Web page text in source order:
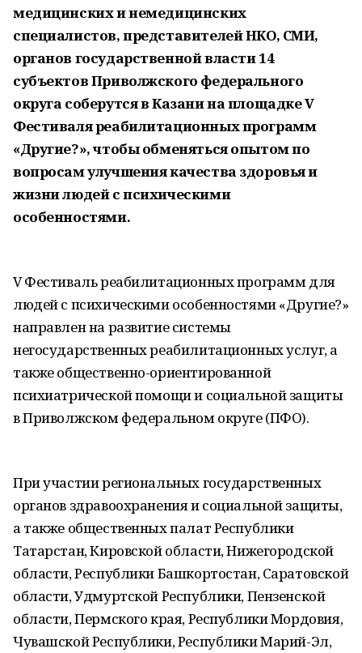
медицинских и немедицинских
специалистов, представителей НКО, СМИ,
органов государственной власти 14
субъектов Приволжского федерального
округа соберутся в Казани на площадке V
Фестиваля реабилитационных программ
«Другие?», чтобы обменяться опытом по
вопросам улучшения качества здоровья и
жизни людей с психическими
особенностями.
V Фестиваль реабилитационных программ для
людей с психическими особенностями «Другие?»
направлен на развитие системы
негосударственных реабилитационных услуг, а
также общественно-ориентированной
психиатрической помощи и социальной защиты
в Приволжском федеральном округе (ПФО).
При участии региональных государственных
органов здравоохранения и социальной защиты,
а также общественных палат Республики
Татарстан, Кировской области, Нижегородской
области, Республики Башкортостан, Саратовской
области, Удмуртской Республики, Пензенской
области, Пермского края, Республики Мордовия,
Чувашской Республики, Республики Марий-Эл,